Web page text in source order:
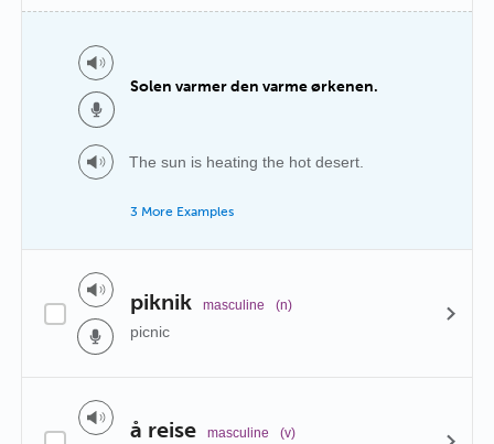
Solen varmer den varme ørkenen.
The sun is heating the hot desert.
3 More Examples
piknik masculine (n)
picnic
å reise masculine (v)